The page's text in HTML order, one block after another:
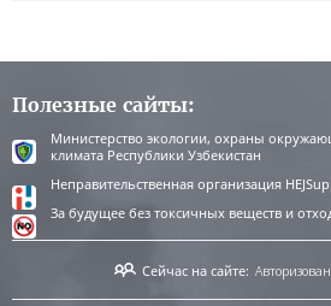
Полезные сайты:
Министерство экологии, охраны
климата Республики Узбекистан
Неправительственная организация
За будущее без токсичных веществ и
Сейчас на сайте: